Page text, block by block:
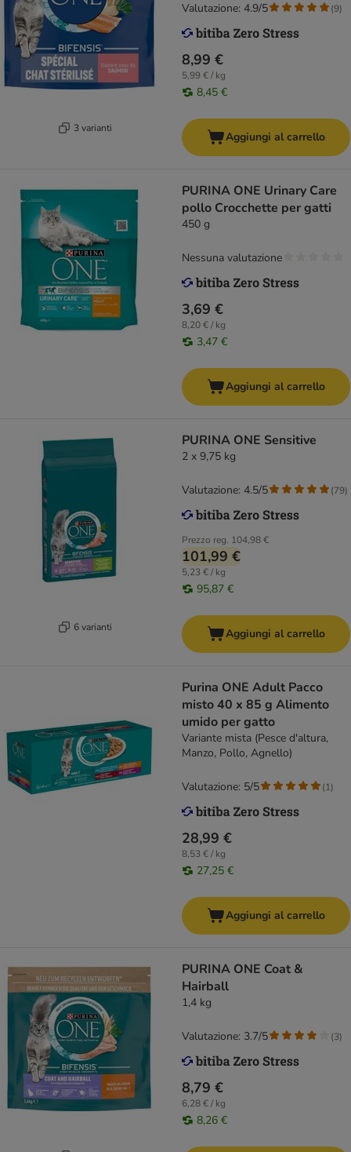
3 varianti
8,99 €
5,99 € / kg
8,45 €
Valutazione: 4.9/5 (9)
Aggiungi al carrello
PURINA ONE Urinary Care
pollo Crocchette per gatti
450 g
3,69 €
8,20 € / kg
3,47 €
Nessuna valutazione
Aggiungi al carrello
6 varianti
PURINA ONE Sensitive
2 x 9,75 kg
Prezzo reg. 104,98 €
101,99 €
5,23 € / kg
95,87 €
Valutazione: 4.5/5 (79)
Aggiungi al carrello
Purina ONE Adult Pacco
misto 40 x 85 g Alimento
umido per gatto
Variante mista (Pesce d'altura,
Manzo, Pollo, Agnello)
28,99 €
8,53 € / kg
27,25 €
Valutazione: 5/5 (1)
Aggiungi al carrello
PURINA ONE Coat &
Hairball
1,4 kg
8,79 €
6,28 € / kg
8,26 €
Valutazione: 3.7/5 (3)